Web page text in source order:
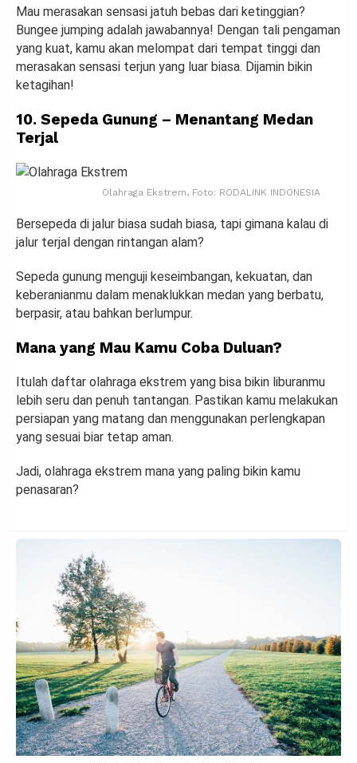
Mau merasakan sensasi jatuh bebas dari ketinggian?
Bungee jumping adalah jawabannya! Dengan tali pengaman
yang kuat, kamu akan melompat dari tempat tinggi dan
merasakan sensasi terjun yang luar biasa. Dijamin bikin
ketagihan!
10. Sepeda Gunung – Menantang Medan
Terjal
Olahraga Ekstrem, Foto: RODALINK INDONESIA
Bersepeda di jalur biasa sudah biasa, tapi gimana kalau di
jalur terjal dengan rintangan alam?
Sepeda gunung menguji keseimbangan, kekuatan, dan
keberanianmu dalam menaklukkan medan yang berbatu,
berpasir, atau bahkan berlumpur.
Mana yang Mau Kamu Coba Duluan?
Itulah daftar olahraga ekstrem yang bisa bikin liburanmu
lebih seru dan penuh tantangan. Pastikan kamu melakukan
persiapan yang matang dan menggunakan perlengkapan
yang sesuai biar tetap aman.
Jadi, olahraga ekstrem mana yang paling bikin kamu
penasaran?